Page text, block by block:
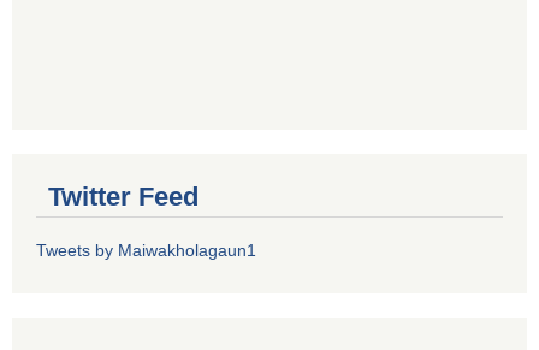
Twitter Feed
Tweets by Maiwakholagaun1